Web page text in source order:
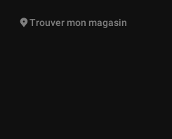
vont vous être proposées
Trouver mon magasin